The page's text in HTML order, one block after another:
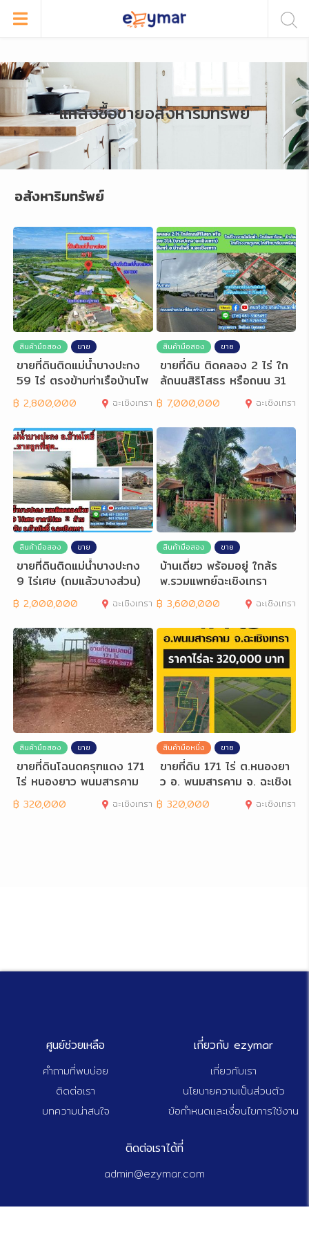
แหล่งซื้อขายอสังหาริมทรัพย์
อสังหาริมทรัพย์
สินค้ามือสอง ขาย
ขายที่ดินติดแม่น้ำบางปะกง
59 ไร่ ตรงข้ามท่าเรือบ้านโพ
ธิ์
฿ 2,800,000 ฉะเชิงเทรา
สินค้ามือสอง ขาย
ขายที่ดิน ติดคลอง 2 ไร่ ใก
ล้ถนนสิริโสธร หรือถนน 31
4 (บางปะกง
฿ 7,000,000 ฉะเชิงเทรา
สินค้ามือสอง ขาย
ขายที่ดินติดแม่น้ำบางปะกง
9 ไร่เศษ (ถมแล้วบางส่วน)
ต.ท่าพลั
฿ 2,000,000 ฉะเชิงเทรา
สินค้ามือสอง ขาย
บ้านเดี่ยว พร้อมอยู่ ใกล้ร
พ.รวมแพทย์ฉะเชิงเทรา
฿ 3,600,000 ฉะเชิงเทรา
สินค้ามือสอง ขาย
ขายที่ดินโฉนดครุฑแดง 171
ไร่ หนองยาว พนมสารคาม
ฉะเชิงเทรา
฿ 320,000 ฉะเชิงเทรา
สินค้ามือหนึ่ง ขาย
ขายที่ดิน 171 ไร่ ต.หนองยา
ว อ. พนมสารคาม จ. ฉะเชิงเ
ทรา
฿ 320,000 ฉะเชิงเทรา
ศูนย์ช่วยเหลือ
คำถามที่พบบ่อย
ติดต่อเรา
บทความน่าสนใจ
เกี่ยวกับ ezymar
เกี่ยวกับเรา
นโยบายความเป็นส่วนตัว
ข้อกำหนดและเงื่อนไขการใช้งาน
ติดต่อเราได้ที่
admin@ezymar.com